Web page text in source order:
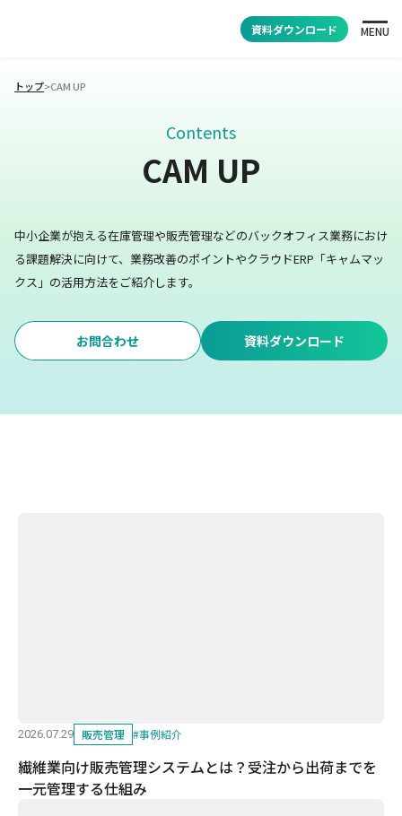
資料ダウンロード MENU
トップ>CAM UP
Contents
CAM UP
中小企業が抱える在庫管理や販売管理などのバックオフィス業務におけ
る課題解決に向けて、業務改善のポイントやクラウドERP「キャムマッ
クス」の活用方法をご紹介します。
お問合わせ 資料ダウンロード
2026.07.29 販売管理 #事例紹介
繊維業向け販売管理システムとは？受注から出荷までを
一元管理する仕組み